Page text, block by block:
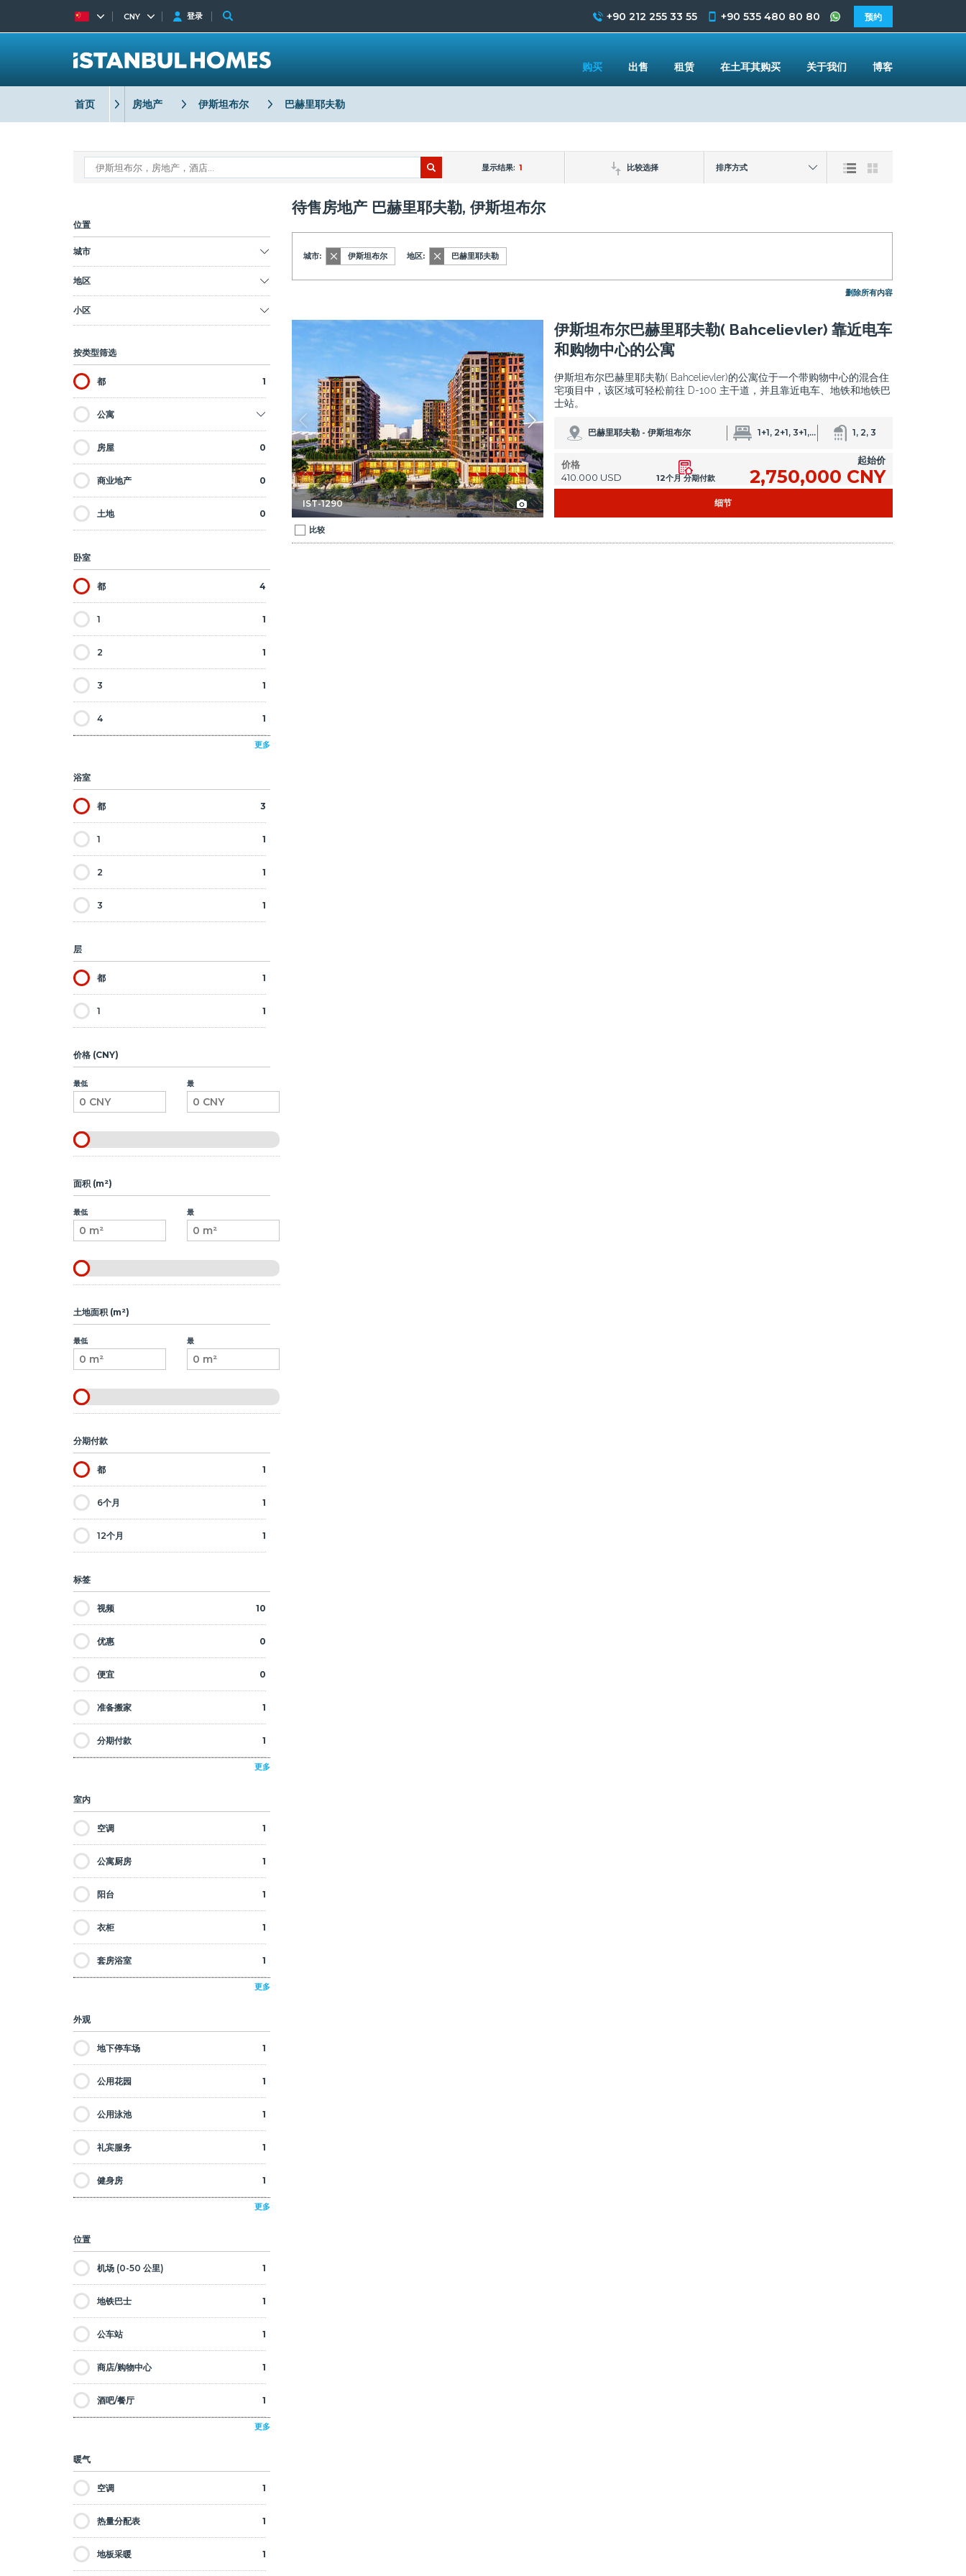
首页 房地产 伊斯坦布尔 巴赫里耶夫勒
显示结果: 1 比较选择 排序方式
位置
城市
地区
小区
按类型筛选
都 1
公寓
房屋 0
商业地产 0
土地 0
卧室
都 4
1 1
2 1
3 1
4 1
更多
浴室
都 3
1 1
2 1
3 1
层
都 1
1 1
价格 (CNY)
最低 最
面积 (m²)
最低 最
土地面积 (m²)
最低 最
分期付款
都 1
6个月 1
12个月 1
标签
视频 10
优惠 0
便宜 0
准备搬家 1
分期付款 1
0
0
更多
室内
空调 1
公寓厨房 1
阳台 1
衣柜 1
套房浴室 1
1
更多
外观
地下停车场 1
公用花园 1
公用泳池 1
礼宾服务 1
健身房 1
1
更多
位置
机场 (0-50 公里) 1
地铁巴士 1
公车站 1
商店/购物中心 1
酒吧/餐厅 1
更多
暖气
空调 1
热量分配表 1
地板采暖 1
待售房地产 巴赫里耶夫勒, 伊斯坦布尔
城市: 伊斯坦布尔 地区: 巴赫里耶夫勒
删除所有内容
和购物中心的公寓 1伊斯坦布尔巴赫里耶夫勒( Bahcelievler) 靠近电车和购物中心的公寓 2伊斯坦布尔巴赫里耶夫勒( Bahcelievler) 靠近电车和购物中心的公寓 3
IST-1290
伊斯坦布尔巴赫里耶夫勒( Bahcelievler) 靠近电车
和购物中心的公寓
伊斯坦布尔巴赫里耶夫勒( Bahcelievler)的公寓位于一个带购物中心的混合住
宅项目中，该区域可轻松前往 D-100 主干道，并且靠近电车、地铁和地铁巴
士站。
巴赫里耶夫勒 - 伊斯坦布尔 1+1, 2+1, 3+1, 4+1 1, 2, 3
价格
410.000 USD
12个月 分期付款
起始价
2,750,000 CNY
细节
比较
CNY 登录 +90 212 255 33 55 +90 535 480 80 80 预约
购买 出售 租赁 在土耳其购买 关于我们 博客